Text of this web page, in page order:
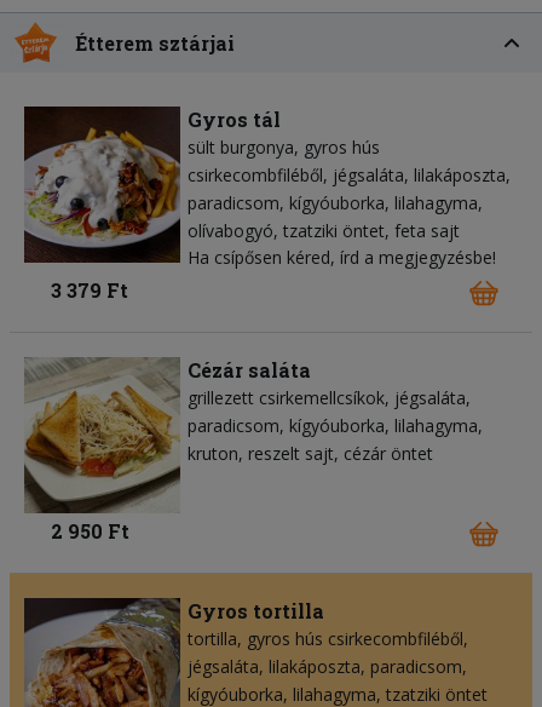
Étterem sztárjai
Gyros tál
sült burgonya gyros hús
csirkecombfiléből jégsaláta lilakáposzta
paradicsom kígyóuborka lilahagyma
olívabogyó tzatziki öntet feta sajt
Ha csípősen kéred, írd a megjegyzésbe!
3 379 Ft
Cézár saláta
grillezett csirkemellcsíkok jégsaláta
paradicsom kígyóuborka lilahagyma
kruton reszelt sajt cézár öntet
2 950 Ft
Gyros tortilla
tortilla gyros hús csirkecombfiléből
jégsaláta lilakáposzta paradicsom
kígyóuborka lilahagyma tzatziki öntet